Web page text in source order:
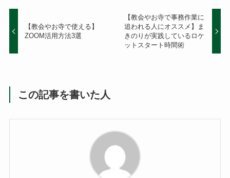
【教会やお寺で使える】
ZOOM活用方法3選
【教会やお寺で事務作業に
追われる人にオススメ】ま
きのりが実践しているロケ
ットスタート時間術
この記事を書いた人